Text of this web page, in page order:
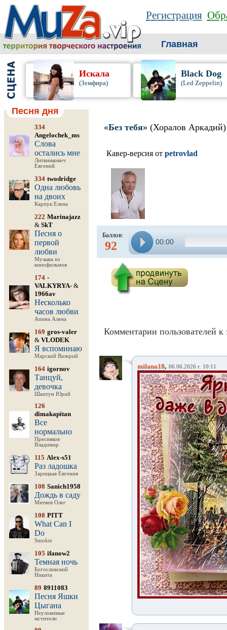
Регистрация
Главная
Искала
(Земфира)
Black Dog
(Led Zeppelin)
Песня дня
334
Angelochek_ms
Слова
остались мне
Литвинкович
Евгений
334 twodridge
Одна любовь
на двоих
Карпук Елена
222 Marinajazz
& SkT
Песня о
первой
любви
Музыка из
кинофильмов
174 -
VALKYRYA- &
1966av
Несколько
часов любви
Апина Алена
169 gros-valer
& VLODEK
Я вспоминаю
Марский Валерий
164 igornov
Танцуй,
девочка
Шкитун Юрий
126
dimakapitan
Все
нормально
Пресняков
Владимир
115 Alex-s51
Раз ладошка
Зарицкая Евгения
108 Sanich1958
Дождь в саду
Митяев Олег
108 PITT
What Can I
Do
Smokie
105 ifanow2
Темная ночь
Богословский
Никита
89 8911083
Песня Яшки
Цыгана
Неуловимые
мстители
«Без тебя» (Хоралов Аркадий)
Кавер-версия от petrovlad
Баллов:
92 00:00
Комментарии пользователей к
milana18, 06.06.2026 г. 10:11